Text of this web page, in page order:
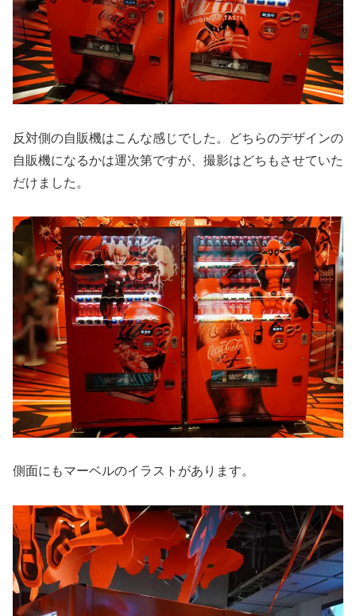
反対側の自販機はこんな感じでした。どちらのデザインの
自販機になるかは運次第ですが、撮影はどちもさせていた
だけました。
側面にもマーベルのイラストがあります。